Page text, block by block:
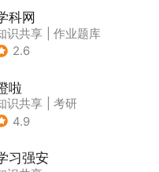
科网
识共享
作业题库
2.6
啦
识共享
考研
4.9
习强安